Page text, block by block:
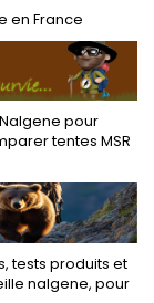
en France
pour
tentes MSR
tests produits et
nalgene, pour